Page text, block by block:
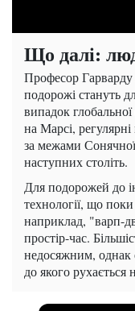
Що далі:
Професор
подорожі стануть
випадок
на Марсі,
за межами
наступних століть.
Для подорожей до
технології, що
наприклад, "варп-
простір-час.
недосяжним, однак
до якого рухається